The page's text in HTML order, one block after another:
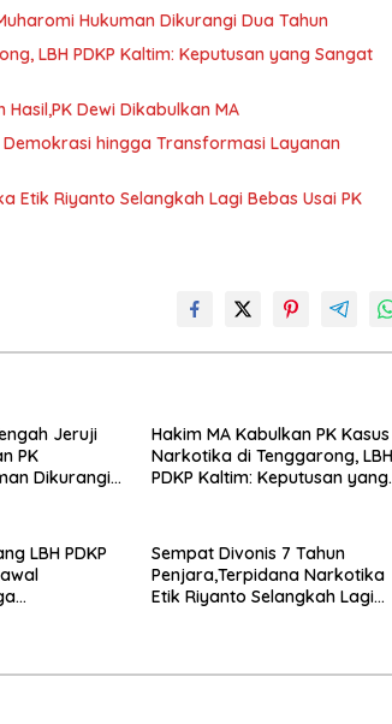
Hukuman Dikurangi Dua Tahun
LBH PDKP Kaltim: Keputusan yang Sangat
Dewi Dikabulkan MA
Demokrasi hingga Transformasi Layanan
Etik Riyanto Selangkah Lagi Bebas Usai PK
Jeruji
PK
Dikurangi
Hakim MA Kabulkan PK Kasus
Narkotika di Tenggarong, LBH
PDKP Kaltim: Keputusan yang
LBH PDKP
Sempat Divonis 7 Tahun
Penjara,Terpidana Narkotika
Etik Riyanto Selangkah Lagi